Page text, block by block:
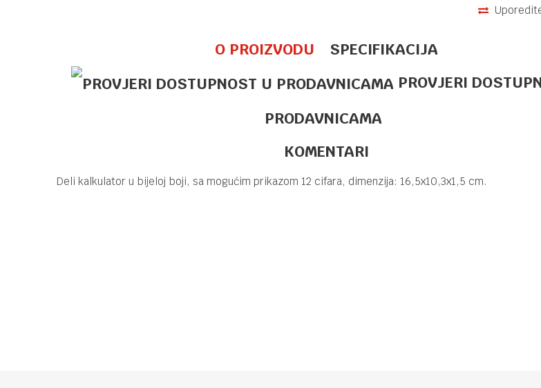
O PROIZVODU
SPECIFIKACIJA
PROVJERI
PRODAVNICAMA
KOMENTARI
Deli kalkulator u bijeloj boji, sa mogućim prikazom 12 cifara, dimenzija: 16,5x10,3x1,5 cm.
DIGITRONI
DIGITRON